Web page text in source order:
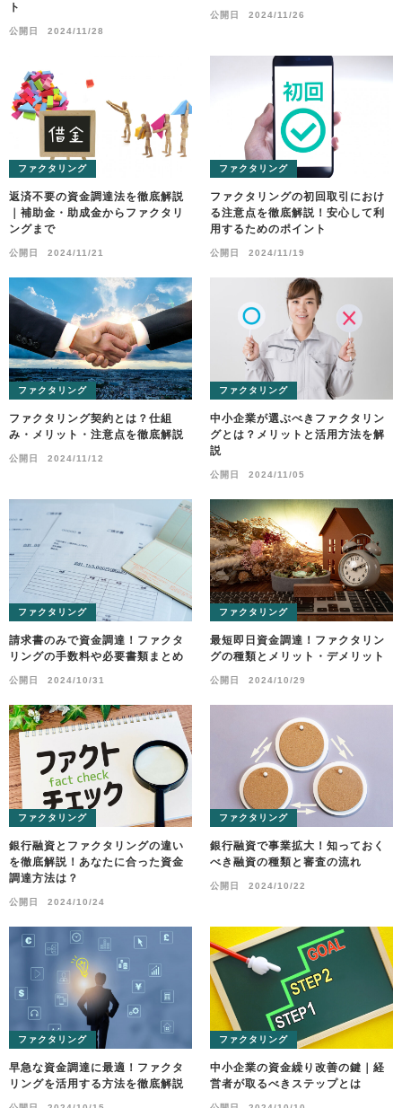
ト
公開日 2024/11/28
公開日 2024/11/26
ファクタリング
返済不要の資金調達法を徹底解説
｜補助金・助成金からファクタリ
ングまで
公開日 2024/11/21
ファクタリング
ファクタリングの初回取引におけ
る注意点を徹底解説！安心して利
用するためのポイント
公開日 2024/11/19
ファクタリング
ファクタリング契約とは？仕組
み・メリット・注意点を徹底解説
公開日 2024/11/12
ファクタリング
中小企業が選ぶべきファクタリン
グとは？メリットと活用方法を解
説
公開日 2024/11/05
ファクタリング
請求書のみで資金調達！ファクタ
リングの手数料や必要書類まとめ
公開日 2024/10/31
ファクタリング
最短即日資金調達！ファクタリン
グの種類とメリット・デメリット
公開日 2024/10/29
ファクタリング
銀行融資とファクタリングの違い
を徹底解説！あなたに合った資金
調達方法は？
公開日 2024/10/24
ファクタリング
銀行融資で事業拡大！知っておく
べき融資の種類と審査の流れ
公開日 2024/10/22
ファクタリング
早急な資金調達に最適！ファクタ
リングを活用する方法を徹底解説
ファクタリング
中小企業の資金繰り改善の鍵｜経
営者が取るべきステップとは